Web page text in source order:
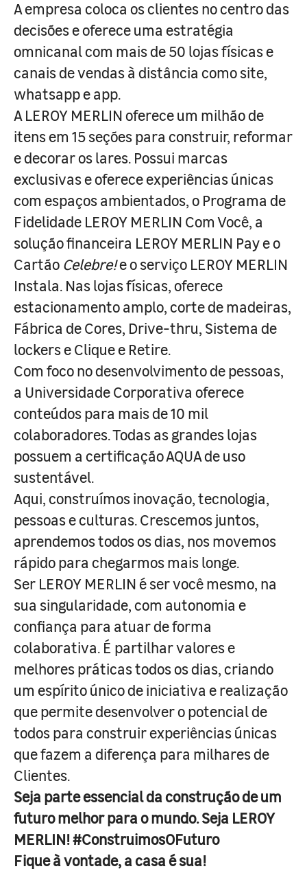
A empresa coloca os clientes no centro das
decisões e oferece uma estratégia
omnicanal com mais de 50 lojas físicas e
canais de vendas à distância como site,
whatsapp e app.
A LEROY MERLIN oferece um milhão de
itens em 15 seções para construir, reformar
e decorar os lares. Possui marcas
exclusivas e oferece experiências únicas
com espaços ambientados, o Programa de
Fidelidade LEROY MERLIN Com Você, a
solução financeira LEROY MERLIN Pay e o
Cartão Celebre!e o serviço LEROY MERLIN
Instala. Nas lojas físicas, oferece
estacionamento amplo, corte de madeiras,
Fábrica de Cores, Drive-thru, Sistema de
lockers e Clique e Retire.
Com foco no desenvolvimento de pessoas,
a Universidade Corporativa oferece
conteúdos para mais de 10 mil
colaboradores. Todas as grandes lojas
possuem a certificação AQUA de uso
sustentável.
Aqui, construímos inovação, tecnologia,
pessoas e culturas. Crescemos juntos,
aprendemos todos os dias, nos movemos
rápido para chegarmos mais longe.
Ser LEROY MERLIN é ser você mesmo, na
sua singularidade, com autonomia e
confiança para atuar de forma
colaborativa. É partilhar valores e
melhores práticas todos os dias, criando
um espírito único de iniciativa e realização
que permite desenvolver o potencial de
todos para construir experiências únicas
que fazem a diferença para milhares de
Clientes.
Seja parte essencial da construção de um
futuro melhor para o mundo. Seja LEROY
MERLIN! #ConstruimosOFuturo
Fique à vontade, a casa é sua!